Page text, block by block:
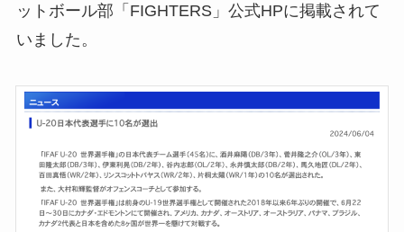
ットボール部「FIGHTERS」公式HPに掲載されて
いました。